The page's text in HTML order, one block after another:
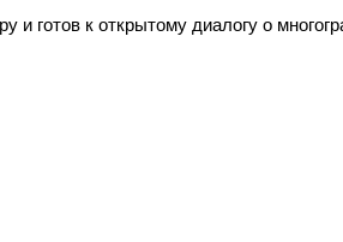
и готов к открытому диалогу о